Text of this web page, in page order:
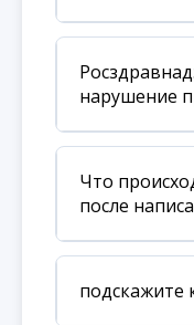
нарушение
Что
после
подскажите